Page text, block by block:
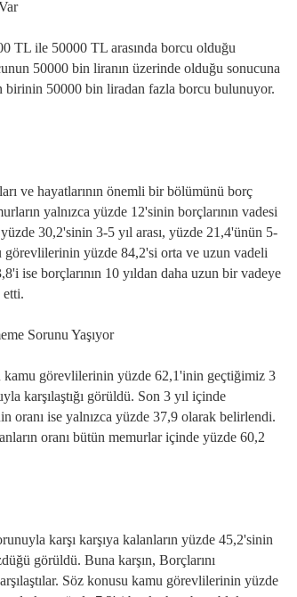
TL ile 50000 TL arasında borcu olduğu
50000 bin liranın üzerinde olduğu sonucuna
birinin 50000 bin liradan fazla borcu bulunuyor.
ve hayatlarının önemli bir bölümünü borç
yalnızca yüzde 12'sinin borçlarının vadesi
yüzde 30,2'sinin 3-5 yıl arası, yüzde 21,4'ünün 5-
görevlilerinin yüzde 84,2'si orta ve uzun vadeli
ise borçlarının 10 yıldan daha uzun bir vadeye
etti.
Sorunu Yaşıyor
kamu görevlilerinin yüzde 62,1'inin geçtiğimiz 3
karşılaştığı görüldü. Son 3 yıl içinde
oranı ise yalnızca yüzde 37,9 olarak belirlendi.
oranı bütün memurlar içinde yüzde 60,2
karşı karşıya kalanların yüzde 45,2'sinin
görüldü. Buna karşın, Borçlarını
Söz konusu kamu görevlilerinin yüzde